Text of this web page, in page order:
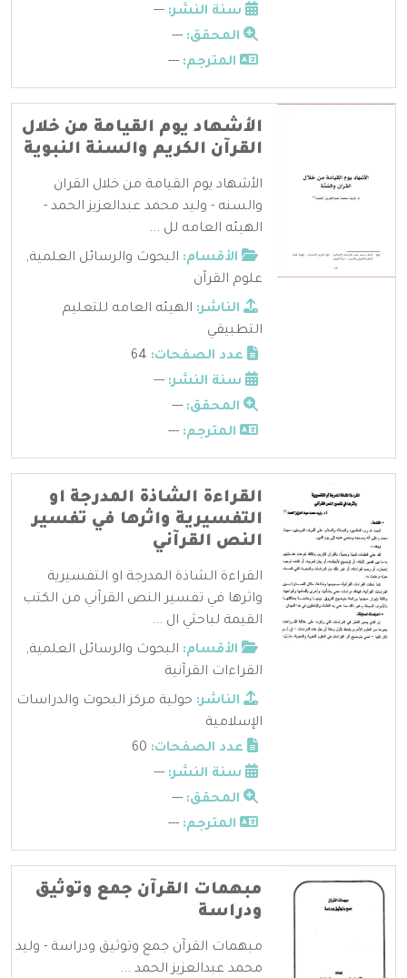
سنة النشر: ---
المحقق: ---
المترجم: ---
الأشهاد يوم القيامة من خلال
القرآن الكريم والسنة النبوية
الأشهاد يوم القيامة من خلال القران
والسنه - وليد محمد عبدالعزيز الحمد -
الهيئه العامه لل ...
الأقسام: البحوث والرسائل العلمية,
علوم القرآن
الناشر: الهيئه العامه للتعليم
التطبيقي
عدد الصفحات:
سنة النشر: ---
المحقق: ---
المترجم: ---
القراءة الشاذة المدرجة او
التفسيرية واثرها في تفسير
النص القرآني
القراءة الشاذة المدرجة او التفسيرية
واثرها في تفسير النص القرآني من الكتب
القيمة لباحثي ال ...
الأقسام: البحوث والرسائل العلمية,
القراءات القرآنية
الناشر: حولية مركز البحوث والدراسات
الإسلامية
عدد الصفحات:
سنة النشر: ---
المحقق: ---
المترجم: ---
مبهمات القرآن جمع وتوثيق
ودراسة
مبهمات القرآن جمع وتوثيق ودراسة - وليد
محمد عبدالعزيز الحمد ...